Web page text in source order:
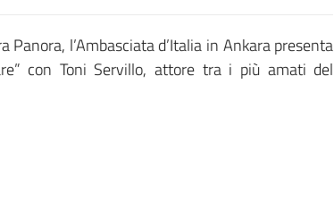
l’Ambasciata d’Italia in Ankara presenta
con Toni Servillo, attore tra i più amati del